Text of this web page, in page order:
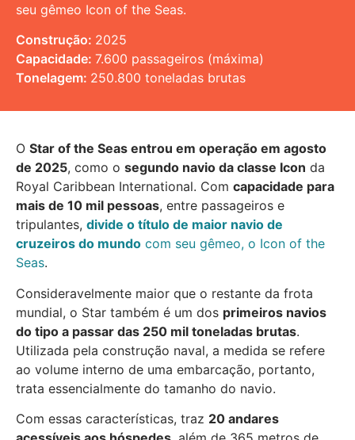
seu gêmeo Icon of the Seas.
Construção: 2025
Capacidade: 7.600 passageiros (máxima)
Tonelagem: 250.800 toneladas brutas
O Star of the Seas entrou em operação em agosto
de 2025, como o segundo navio da classe Icon da
Royal Caribbean International. Com capacidade para
mais de 10 mil pessoas, entre passageiros e
tripulantes, divide o título de maior navio de
cruzeiros do mundo com seu gêmeo, o Icon of the
Seas.
Consideravelmente maior que o restante da frota
mundial, o Star também é um dos primeiros navios
do tipo a passar das 250 mil toneladas brutas.
Utilizada pela construção naval, a medida se refere
ao volume interno de uma embarcação, portanto,
trata essencialmente do tamanho do navio.
Com essas características, traz 20 andares